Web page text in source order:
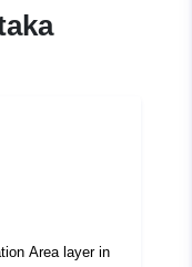
Area layer in